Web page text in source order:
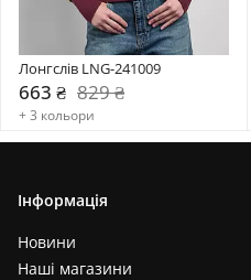
Лонгслів LNG-241009
663 ₴ 829 ₴
+ 3 кольори
Інформація
Новини
Наші магазини